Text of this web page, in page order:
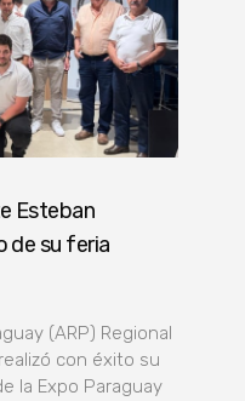
Esteban
de su feria
(ARP) Regional
con éxito su
la Expo Paraguay